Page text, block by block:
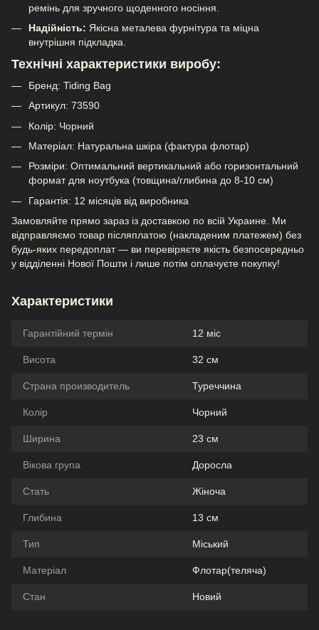
ремінь для зручного щоденного носіння.
Надійність: Якісна металева фурнітура та міцна
внутрішня підкладка.
Технічні характеристики виробу:
Бренд: Tiding Bag
Артикул: 73590
Колір: Чорний
Матеріал: Натуральна шкіра (фактура флотар)
Розміри: Оптимальний вертикальний або горизонтальний
формат для ноутбука (товщина/глибина до 8-10 см)
Гарантія: 12 місяців від виробника
Замовляйте прямо зараз із доставкою по всій Украине. Ми
відправляємо товар післяплатою (накладеним платежем) без
будь-яких передоплат — ви перевіряєте якість безпосередньо
у відділенні Нової Пошти і лише потім оплачуєте покупку!
Характеристики
Гарантійний термін 12 міс
Висота 32 см
Страна производитель Туреччина
Колір Чорний
Ширина 23 см
Вікова група Доросла
Стать Жіноча
Глибина 13 см
Тип Міський
Матеріал Флотар(теляча)
Стан Новий